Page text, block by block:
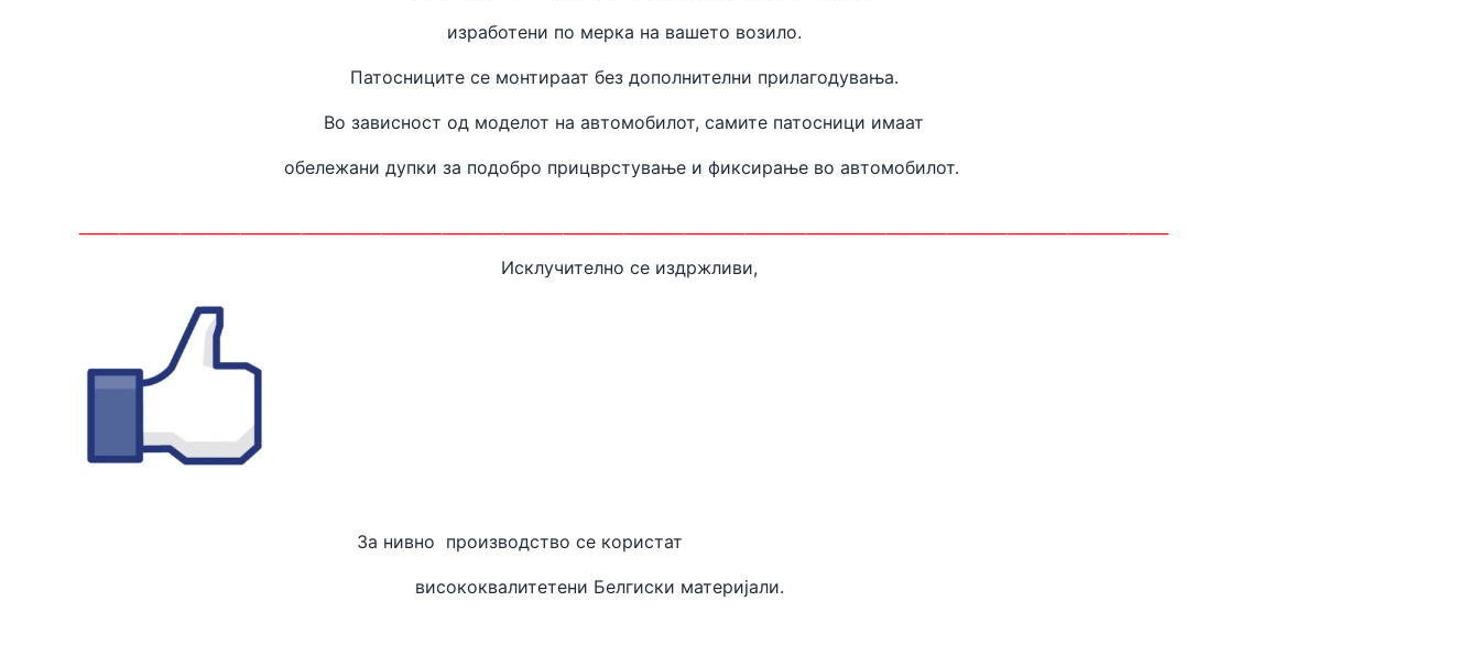
изработени по мерка на вашето возило.
Патосниците се монтираат без дополнителни прилагодувања.
Во зависност од моделот на автомобилот, самите патосници имаат
обележани дупки за подобро прицврстување и фиксирање во автомобилот.
Исклучително се издржливи,
За нивно производство се користат
висококвалитетени Белгиски материјали.